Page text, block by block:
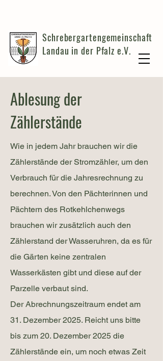
Schrebergartengemeinschaft
Landau in der Pfalz e.V.
Ablesung der
Zählerstände
Wie in jedem Jahr brauchen wir die
Zählerstände der Stromzähler, um den
Verbrauch für die Jahresrechnung zu
berechnen. Von den Pächterinnen und
Pächtern des Rotkehlchenwegs
brauchen wir zusätzlich auch den
Zählerstand der Wasseruhren, da es für
die Gärten keine zentralen
Wasserkästen gibt und diese auf der
Parzelle verbaut sind.
Der Abrechnungszeitraum endet am
31. Dezember 2025. Reicht uns bitte
bis zum 20. Dezember 2025 die
Zählerstände ein, um noch etwas Zeit